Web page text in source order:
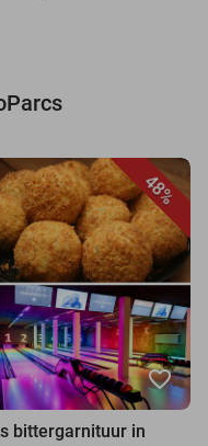
48%
favorite_border
bittergarnituur in